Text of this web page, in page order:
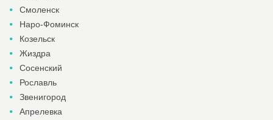
Смоленск
Наро-Фоминск
Козельск
Жиздра
Сосенский
Рославль
Звенигород
Апрелевка